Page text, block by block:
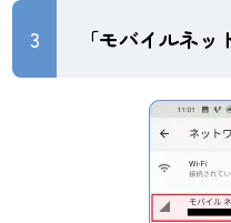
3 「モバイルネ